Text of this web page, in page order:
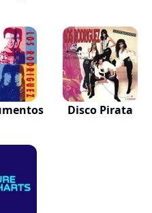
Disco Pirata